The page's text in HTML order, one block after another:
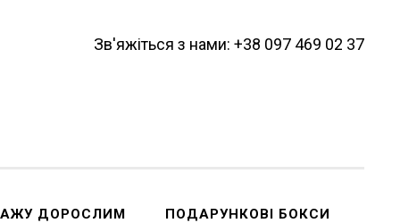
Зв'яжіться з нами: +38 097 469 02 37
ДОРОСЛИМ ПОДАРУНКОВІ БОКСИ